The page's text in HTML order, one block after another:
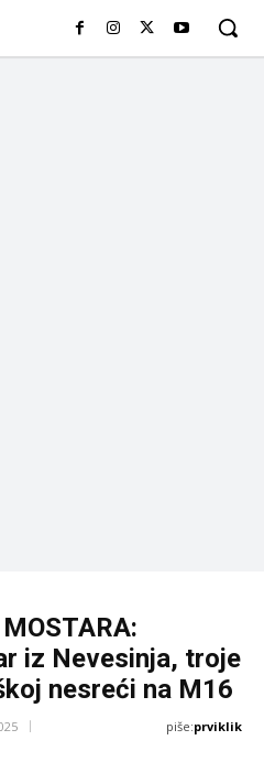
iz Nevesinja, troje
nesreći na M16
piše:prviklik